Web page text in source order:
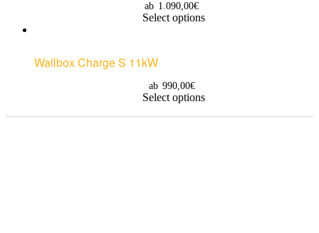
ab 1.090,00€
Select options
Wallbox Charge S 11kW
ab 990,00€
Select options